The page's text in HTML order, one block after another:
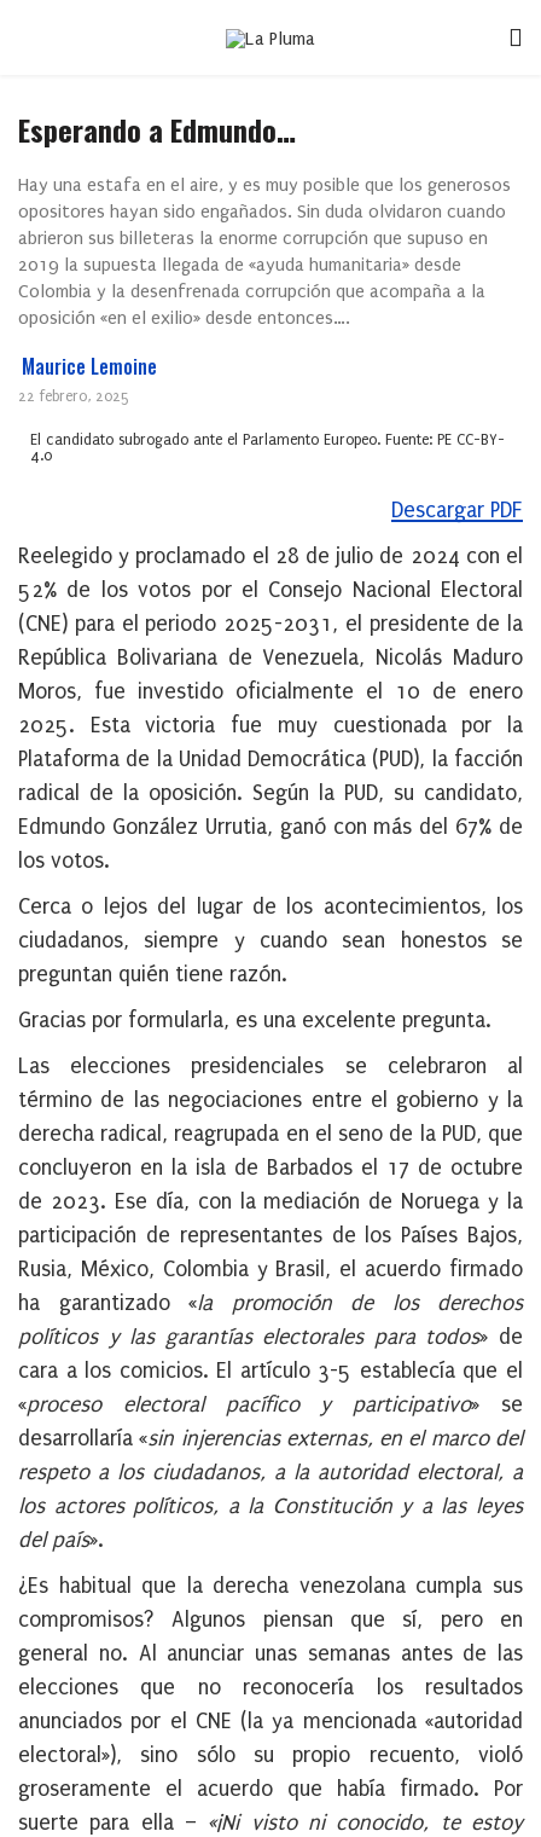
Esperando a Edmundo…
Hay una estafa en el aire, y es muy posible que los generosos
opositores hayan sido engañados. Sin duda olvidaron cuando
abrieron sus billeteras la enorme corrupción que supuso en
2019 la supuesta llegada de «ayuda humanitaria» desde
Colombia y la desenfrenada corrupción que acompaña a la
oposición «en el exilio» desde entonces….
Maurice Lemoine
22 febrero, 2025
El candidato subrogado ante el Parlamento Europeo. Fuente: PE CC-BY-
4.0
Descargar PDF
Reelegido y proclamado el 28 de julio de 2024 con el
52% de los votos por el Consejo Nacional Electoral
(CNE) para el periodo 2025-2031, el presidente de la
República Bolivariana de Venezuela, Nicolás Maduro
Moros, fue investido oficialmente el 10 de enero
2025. Esta victoria fue muy cuestionada por la
Plataforma de la Unidad Democrática (PUD), la facción
radical de la oposición. Según la PUD, su candidato,
Edmundo González Urrutia, ganó con más del 67% de
los votos.
Cerca o lejos del lugar de los acontecimientos, los
ciudadanos, siempre y cuando sean honestos se
preguntan quién tiene razón.
Gracias por formularla, es una excelente pregunta.
Las elecciones presidenciales se celebraron al
término de las negociaciones entre el gobierno y la
derecha radical, reagrupada en el seno de la PUD, que
concluyeron en la isla de Barbados el 17 de octubre
de 2023. Ese día, con la mediación de Noruega y la
participación de representantes de los Países Bajos,
Rusia, México, Colombia y Brasil, el acuerdo firmado
ha garantizado «la promoción de los derechos
políticos y las garantías electorales para todos» de
cara a los comicios. El artículo 3-5 establecía que el
«proceso electoral pacífico y participativo» se
desarrollaría «sin injerencias externas, en el marco del
respeto a los ciudadanos, a la autoridad electoral, a
los actores políticos, a la Constitución y a las leyes
del país».
¿Es habitual que la derecha venezolana cumpla sus
compromisos? Algunos piensan que sí, pero en
general no. Al anunciar unas semanas antes de las
elecciones que no reconocería los resultados
anunciados por el CNE (la ya mencionada «autoridad
electoral»), sino sólo su propio recuento, violó
groseramente el acuerdo que había firmado. Por
suerte para ella – «¡Ni visto ni conocido, te estoy